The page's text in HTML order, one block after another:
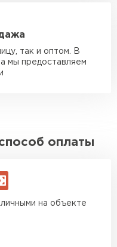
так и оптом. В
мы предоставляем
оплаты
на объекте